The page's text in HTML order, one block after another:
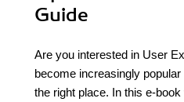
Guide
Are you interested in User
become increasingly
the right place. In this e-